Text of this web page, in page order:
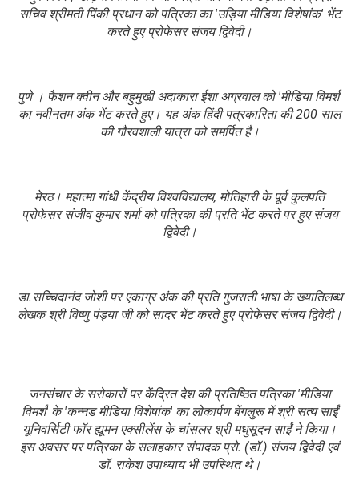
सचिव श्रीमती पिंकी प्रधान को पत्रिका का 'उड़िया मीडिया विशेषांक' भेंट
करते हुए प्रोफेसर संजय द्विवेदी।
पुणे ‌। फैशन क्वीन और बहुमुखी अदाकारा ईशा अग्रवाल को 'मीडिया विमर्श'
का नवीनतम अंक भेंट करते हुए। यह अंक हिंदी पत्रकारिता की 200 साल
की गौरवशाली यात्रा को समर्पित है।
मेरठ। महात्मा गांधी केंद्रीय विश्वविद्यालय, मोतिहारी के पूर्व कुलपति
प्रोफेसर संजीव कुमार शर्मा को पत्रिका की प्रति भेंट करते पर हुए संजय
द्विवेदी।
डा.सच्चिदानंद जोशी पर एकाग्र अंक की प्रति गुजराती भाषा के ख्यातिलब्ध
लेखक श्री विष्णु पंड्या जी को सादर भेंट करते हुए प्रोफेसर संजय द्विवेदी।
जनसंचार के सरोकारों पर केंद्रित देश की प्रतिष्ठित पत्रिका 'मीडिया
विमर्श' के 'कन्नड मीडिया विशेषांक' का लोकार्पण बेंगलुरू में श्री सत्य साईं
यूनिवर्सिटी फॉर ह्यूमन एक्सीलेंस के चांसलर श्री मधुसूदन साईं ने किया।
इस अवसर पर पत्रिका के सलाहकार संपादक प्रो. (डॉ.) संजय द्विवेदी एवं
डॉ. राकेश उपाध्याय भी उपस्थित थे।